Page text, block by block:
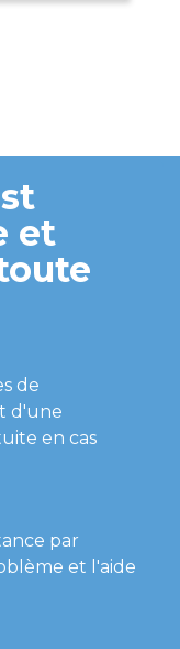
et
de
d'une
en cas
par
et l'aide